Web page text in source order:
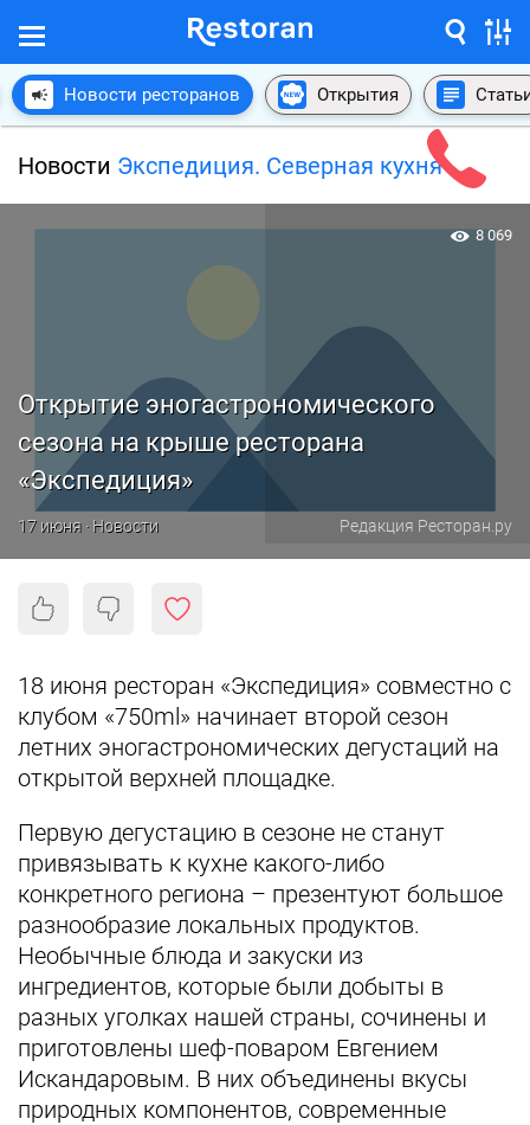
Новости ресторанов Открытия
Новости Экспедиция. Северная кухня
Открытие эногастрономического
сезона на крыше ресторана
«Экспедиция»
17 июня · Новости Редакция Ресторан.ру
8 069
18 июня ресторан «Экспедиция» совместно с
клубом «750ml» начинает второй сезон
летних эногастрономических дегустаций на
открытой верхней площадке.
Первую дегустацию в сезоне не станут
привязывать к кухне какого-либо
конкретного региона – презентуют большое
разнообразие локальных продуктов.
Необычные блюда и закуски из
ингредиентов, которые были добыты в
разных уголках нашей страны, сочинены и
приготовлены шеф-поваром Евгением
Искандаровым. В них объединены вкусы
природных компонентов, современные